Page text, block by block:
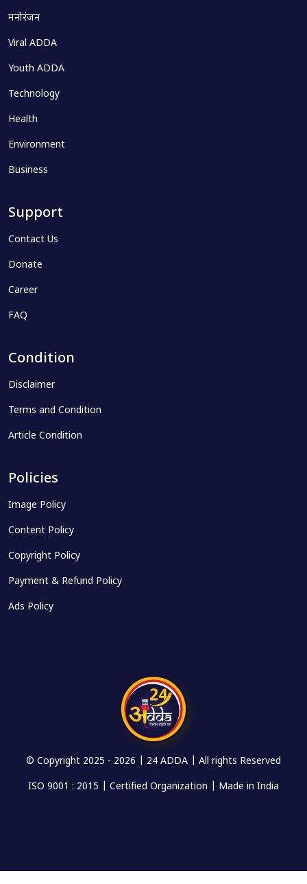
मनोरंजन
Viral ADDA
Youth ADDA
Technology
Health
Environment
Business
Support
Contact Us
Donate
Career
FAQ
Condition
Disclaimer
Terms and Condition
Article Condition
Policies
Image Policy
Content Policy
Copyright Policy
Payment & Refund Policy
Ads Policy
© Copyright 2025 - 2026 | 24 ADDA | All rights Reserved
ISO 9001 : 2015 | Certified Organization | Made in India